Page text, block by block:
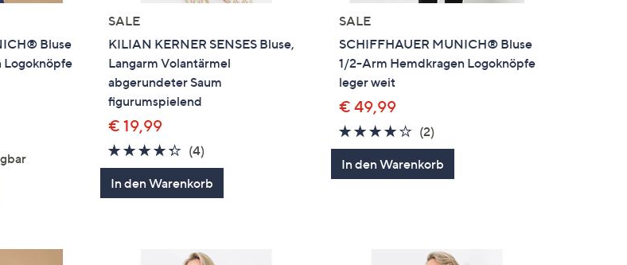
Bluse
Logoknöpfe
SALE
KILIAN KERNER SENSES Bluse,
Langarm Volantärmel
abgerundeter Saum
figurumspielend
€ 19,99
4.2
von
5
(4)
Bewertungen
In den Warenkorb
SALE
SCHIFFHAUER MUNICH® Bluse
1/2-Arm Hemdkragen Logoknöpfe
leger weit
€ 49,99
4.0
von
5
(2)
Bewertungen
In den Warenkorb